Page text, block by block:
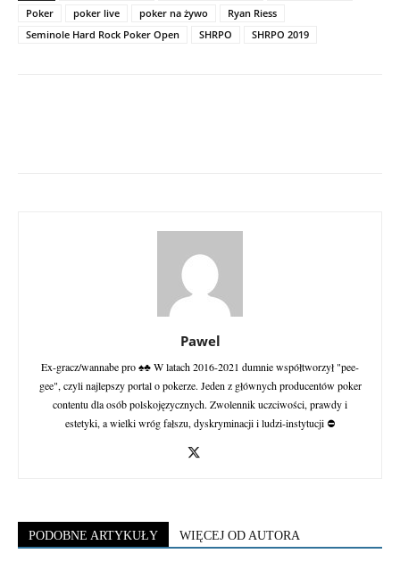
Poker
poker live poker na żywo
Ryan Riess
Seminole Hard Rock Poker Open
SHRPO SHRPO 2019
Pawel
Ex-gracz/wannabe pro ♠♣ W latach 2016-2021 dumnie współtworzył "pee-
gee", czyli najlepszy portal o pokerze. Jeden z głównych producentów poker
contentu dla osób polskojęzycznych. Zwolennik uczciwości, prawdy i
estetyki, a wielki wróg fałszu, dyskryminacji i ludzi-instytucji ⛔
PODOBNE ARTYKUŁY WIĘCEJ OD AUTORA